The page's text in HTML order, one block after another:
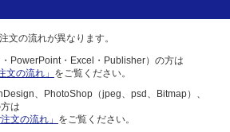
文の流れが異なります。
PowerPoint・Excel・Publisher）の方は
文の流れ」 をご覧ください。
、PhotoShop（jpeg、psd、Bitmap）、
は
文の流れ」 をご覧ください。